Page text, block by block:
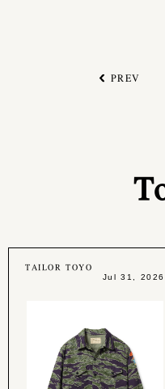
PREV
TAILOR TOYO
Jul 31, 2026